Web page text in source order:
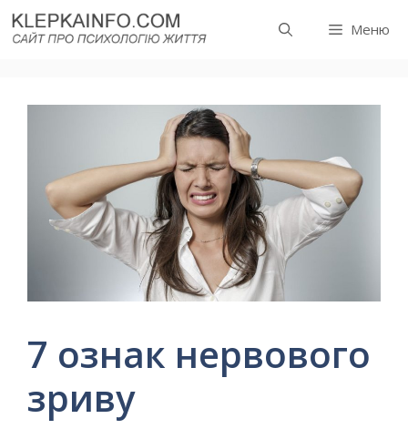
Перейти
до
Меню
7 ознак нервового
зриву